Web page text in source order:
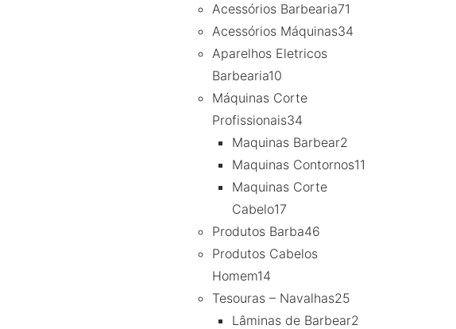
Acessórios Barbearia71
Acessórios Máquinas34
Aparelhos Eletricos
Barbearia10
Máquinas Corte
Profissionais34
Maquinas Barbear2
Maquinas Contornos11
Maquinas Corte
Cabelo17
Produtos Barba46
Produtos Cabelos
Homem14
Tesouras – Navalhas25
Lâminas de Barbear2